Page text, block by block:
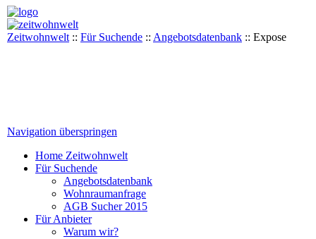
Zeitwohnwelt :: Für Suchende :: Angebotsdatenbank :: Expose
Navigation überspringen
Home Zeitwohnwelt
Für Suchende
Angebotsdatenbank
Wohnraumanfrage
AGB Sucher 2015
Für Anbieter
Warum wir?